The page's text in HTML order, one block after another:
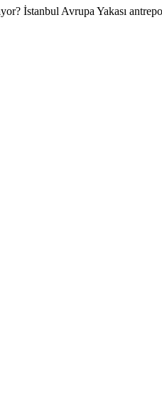
İstanbul Avrupa Yakası